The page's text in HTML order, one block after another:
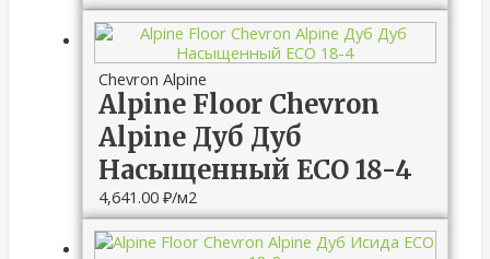
Chevron Alpine
Alpine Floor Chevron
Alpine Дуб Дуб
Насыщенный ECO 18-4
4,641.00 ₽/м2